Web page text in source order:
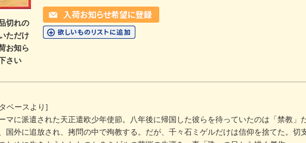
切れの
ただけ
お知ら
さい
ベースより]
マに派遣された天正遣欧少年使節。八年後に帰国した彼らを待っていたのは「禁教」
国外に追放され、拷問の中で殉教する。だが、千々石ミゲルだけは信仰を捨てた。切